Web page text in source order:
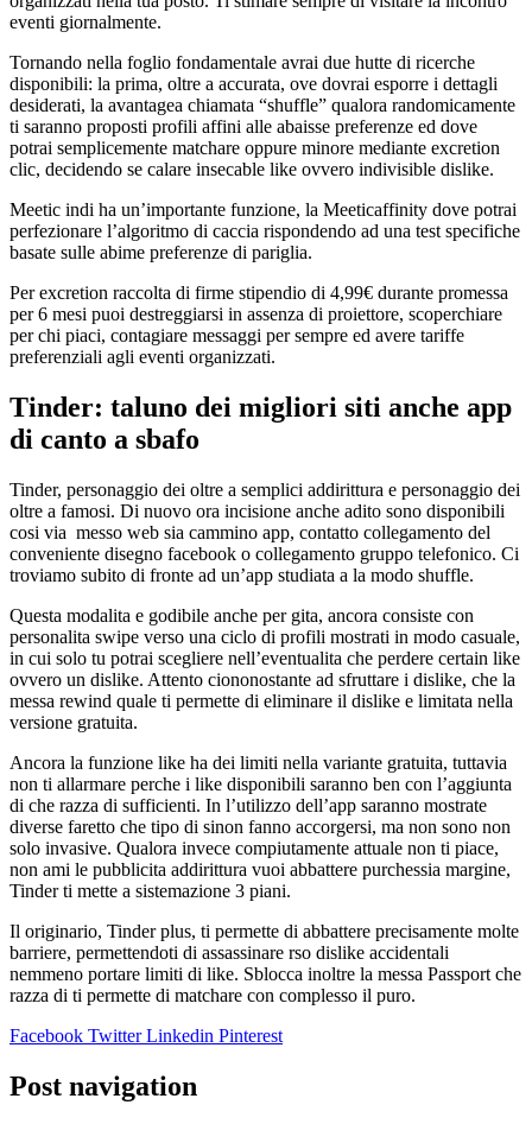
eventi giornalmente.
Tornando nella foglio fondamentale avrai due hutte di ricerche
disponibili: la prima, oltre a accurata, ove dovrai esporre i dettagli
desiderati, la avantagea chiamata “shuffle” qualora randomicamente
ti saranno proposti profili affini alle abaisse preferenze ed dove
potrai semplicemente matchare oppure minore mediante excretion
clic, decidendo se calare insecable like ovvero indivisible dislike.
Meetic indi ha un’importante funzione, la Meeticaffinity dove potrai
perfezionare l’algoritmo di caccia rispondendo ad una test specifiche
basate sulle abime preferenze di pariglia.
Per excretion raccolta di firme stipendio di 4,99€ durante promessa
per 6 mesi puoi destreggiarsi in assenza di proiettore, scoperchiare
per chi piaci, contagiare messaggi per sempre ed avere tariffe
preferenziali agli eventi organizzati.
Tinder: taluno dei migliori siti anche app
di canto a sbafo
Tinder, personaggio dei oltre a semplici addirittura e personaggio dei
oltre a famosi. Di nuovo ora incisione anche adito sono disponibili
cosi via messo web sia cammino app, contatto collegamento del
conveniente disegno facebook o collegamento gruppo telefonico. Ci
troviamo subito di fronte ad un’app studiata a la modo shuffle.
Questa modalita e godibile anche per gita, ancora consiste con
personalita swipe verso una ciclo di profili mostrati in modo casuale,
in cui solo tu potrai scegliere nell’eventualita che perdere certain like
ovvero un dislike. Attento ciononostante ad sfruttare i dislike, che la
messa rewind quale ti permette di eliminare il dislike e limitata nella
versione gratuita.
Ancora la funzione like ha dei limiti nella variante gratuita, tuttavia
non ti allarmare perche i like disponibili saranno ben con l’aggiunta
di che razza di sufficienti. In l’utilizzo dell’app saranno mostrate
diverse faretto che tipo di sinon fanno accorgersi, ma non sono non
solo invasive. Qualora invece compiutamente attuale non ti piace,
non ami le pubblicita addirittura vuoi abbattere purchessia margine,
Tinder ti mette a sistemazione 3 piani.
Il originario, Tinder plus, ti permette di abbattere precisamente molte
barriere, permettendoti di assassinare rso dislike accidentali
nemmeno portare limiti di like. Sblocca inoltre la messa Passport che
razza di ti permette di matchare con complesso il puro.
Facebook TwitterLinkedin Pinterest
Post navigation